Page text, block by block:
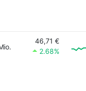
46,71 €
2.68%